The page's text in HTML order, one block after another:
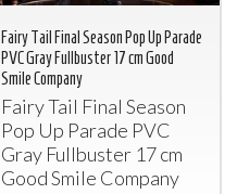
Fairy Tail Final Season Pop Up Parade
PVC Gray Fullbuster 17 cm Good
Smile Company
Fairy Tail Final Season
Pop Up Parade PVC
Gray Fullbuster 17 cm
Good Smile Company